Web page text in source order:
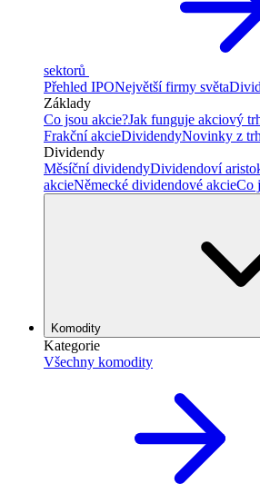
sektorů
Přehled IPONejvětší firmy světa
Základy
Co jsou akcie?Jak funguje akciový
Frakční akcieDividendyNovinky z
Dividendy
Měsíční dividendyDividendoví
akcieNěmecké dividendové akcieCo
Komodity
Kategorie
Všechny komodity